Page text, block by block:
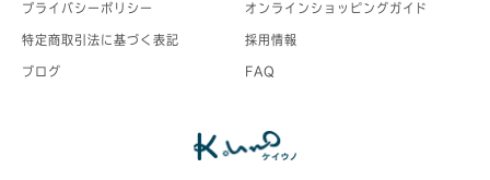
プライバシーポリシー オンラインショッピングガイド
特定商取引法に基づく表記 採用情報
ブログ FAQ